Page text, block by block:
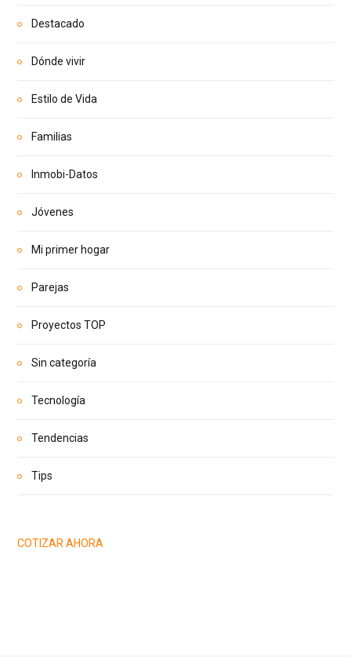
Destacado
Dónde vivir
Estilo de Vida
Familias
Inmobi-Datos
Jóvenes
Mi primer hogar
Parejas
Proyectos TOP
Sin categoría
Tecnología
Tendencias
Tips
COTIZAR AHORA